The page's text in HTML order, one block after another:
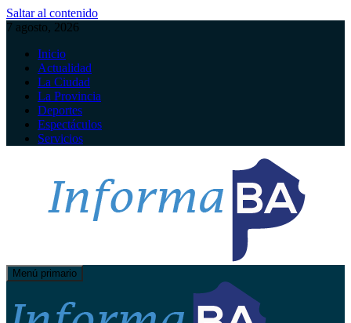
Saltar al contenido
7 agosto, 2026
Inicio
Actualidad
La Ciudad
La Provincia
Deportes
Espectáculos
Servicios
Menú primario